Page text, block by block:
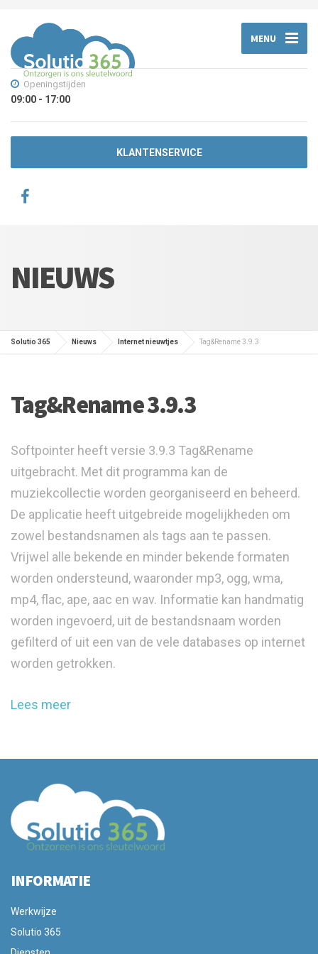
MENU
Openingstijden
09:00 - 17:00
KLANTENSERVICE
NIEUWS
Solutio 365 Nieuws Internet nieuwtjes Tag&Rename 3.9.3
Tag&Rename 3.9.3
Softpointer heeft versie 3.9.3 Tag&Rename
uitgebracht. Met dit programma kan de
muziekcollectie worden georganiseerd en beheerd.
De applicatie heeft uitgebreide mogelijkheden om
zowel bestandsnamen als tags aan te passen.
Vrijwel alle bekende en minder bekende formaten
worden ondersteund, waaronder mp3, ogg, wma,
mp4, flac, ape, aac en wav. Informatie kan handmatig
worden ingevoerd, uit de bestandsnaam worden
gefilterd of uit een van de vele databases op internet
worden getrokken.
Lees meer
INFORMATIE
Werkwijze
Solutio 365